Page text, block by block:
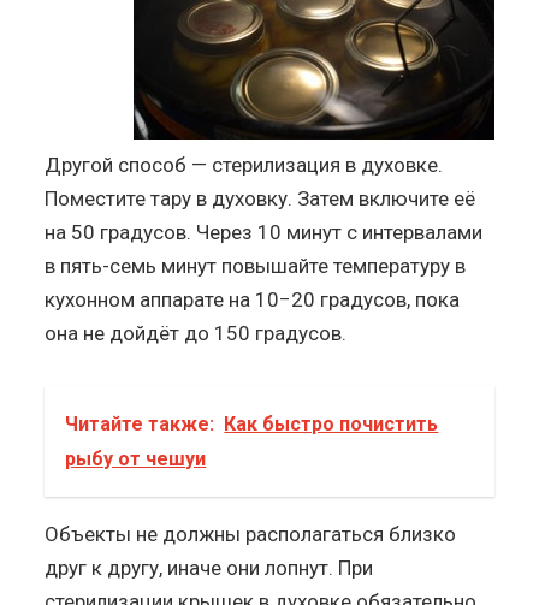
Другой способ — стерилизация в духовке.
Поместите тару в духовку. Затем включите её
на 50 градусов. Через 10 минут с интервалами
в пять-семь минут повышайте температуру в
кухонном аппарате на 10−20 градусов, пока
она не дойдёт до 150 градусов.
Читайте также: Как быстро почистить
рыбу от чешуи
Объекты не должны располагаться близко
друг к другу, иначе они лопнут. При